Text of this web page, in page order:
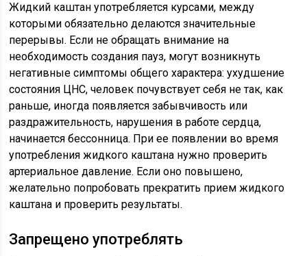
Жидкий каштан употребляется курсами, между
которыми обязательно делаются значительные
перерывы. Если не обращать внимание на
необходимость создания пауз, могут возникнуть
негативные симптомы общего характера: ухудшение
состояния ЦНС, человек почувствует себя не так, как
раньше, иногда появляется забывчивость или
раздражительность, нарушения в работе сердца,
начинается бессонница. При ее появлении во время
употребления жидкого каштана нужно проверить
артериальное давление. Если оно повышено,
желательно попробовать прекратить прием жидкого
каштана и проверить результаты.
Запрещено употреблять